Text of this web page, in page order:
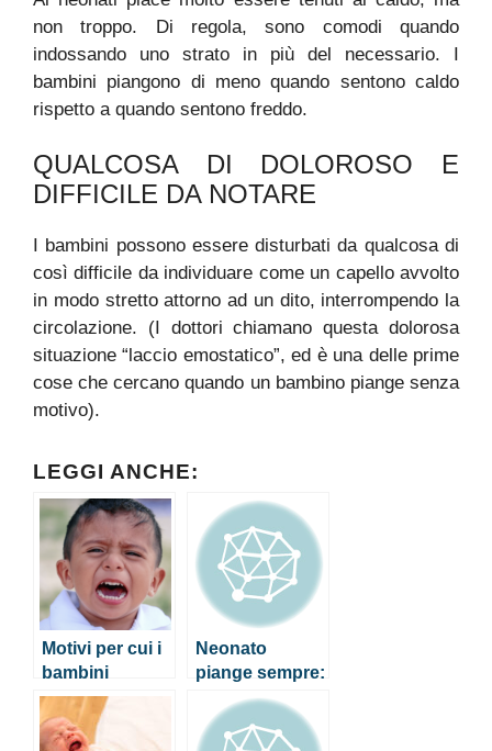
non troppo. Di regola, sono comodi quando
indossando uno strato in più del necessario. I
bambini piangono di meno quando sentono caldo
rispetto a quando sentono freddo.
QUALCOSA DI DOLOROSO E
DIFFICILE DA NOTARE
I bambini possono essere disturbati da qualcosa di
così difficile da individuare come un capello avvolto
in modo stretto attorno ad un dito, interrompendo la
circolazione. (I dottori chiamano questa dolorosa
situazione “laccio emostatico”, ed è una delle prime
cose che cercano quando un bambino piange senza
motivo).
LEGGI ANCHE:
Motivi per cui i
bambini
piangono
Neonato
piange sempre:
come fare per
calmarlo